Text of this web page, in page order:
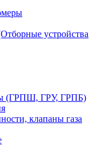
устройства
(ГРПШ, ГРУ, ГРПБ)
клапаны газа